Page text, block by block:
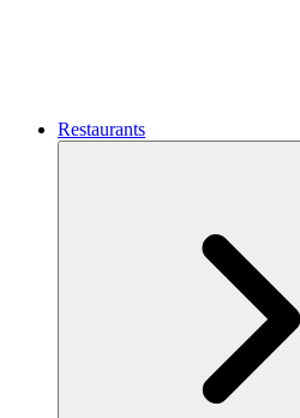
Restaurants